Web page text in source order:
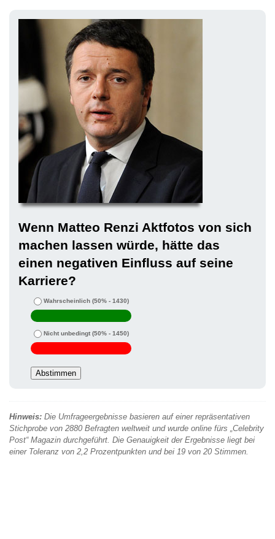
Wenn Matteo Renzi Aktfotos von sich
machen lassen würde, hätte das
einen negativen Einfluss auf seine
Karriere?
Wahrscheinlich (50% - 1430)
Nicht unbedingt(50% - 1450)
Hinweis: Die Umfrageergebnisse basieren auf einer repräsentativen
Stichprobe von 2880 Befragten weltweit und wurde online fürs „Celebrity
Post“ Magazin durchgeführt. Die Genauigkeit der Ergebnisse liegt bei
einer Toleranz von 2,2 Prozentpunkten und bei 19 von 20 Stimmen.